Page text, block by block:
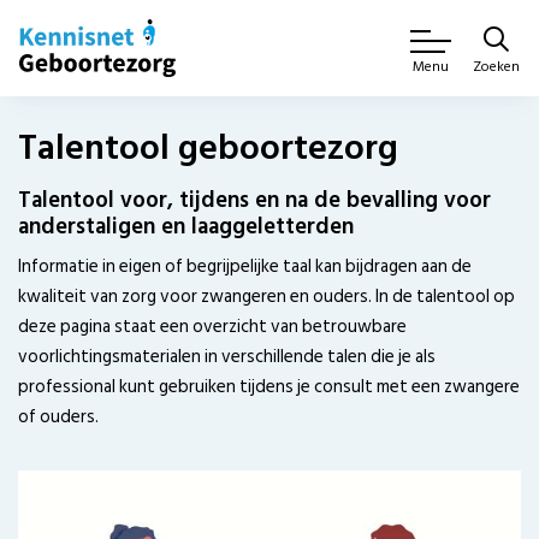
Menu Zoeken
Talentool geboortezorg
Talentool voor, tijdens en na de bevalling voor
anderstaligen en laaggeletterden
Informatie in eigen of begrijpelijke taal kan bijdragen aan de
kwaliteit van zorg voor zwangeren en ouders. In de talentool op
deze pagina staat een overzicht van betrouwbare
voorlichtingsmaterialen in verschillende talen die je als
professional kunt gebruiken tijdens je consult met een zwangere
of ouders.